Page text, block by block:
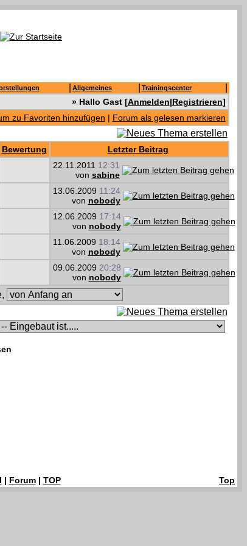
Allgemeines Trainingscenter
» Hallo Gast [Anmelden|Registrieren]
zu Favoriten hinzufügen | Forum als gelesen markieren
Bewertung Letzter Beitrag
22.11.2011 12:31
von sabine
13.06.2009 11:24
von nobody
12.06.2009 17:14
von nobody
11.06.2009 18:14
von nobody
09.06.2009 20:28
von nobody
| Forum| TOP Top